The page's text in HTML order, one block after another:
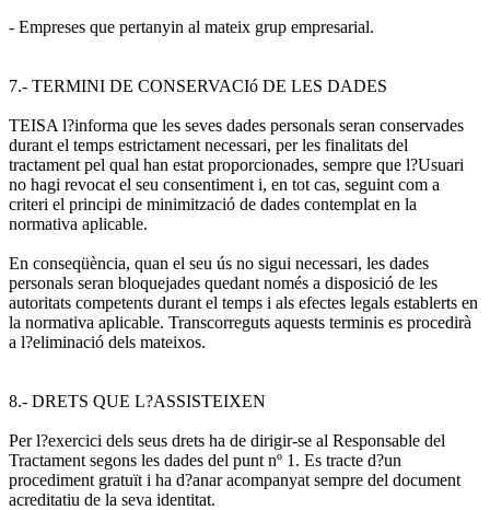
- Empreses que pertanyin al mateix grup empresarial.
7.- TERMINI DE CONSERVACIó DE LES DADES
TEISA l?informa que les seves dades personals seran conservades
durant el temps estrictament necessari, per les finalitats del
tractament pel qual han estat proporcionades, sempre que l?Usuari
no hagi revocat el seu consentiment i, en tot cas, seguint com a
criteri el principi de minimització de dades contemplat en la
normativa aplicable.
En conseqüència, quan el seu ús no sigui necessari, les dades
personals seran bloquejades quedant només a disposició de les
autoritats competents durant el temps i als efectes legals establerts en
la normativa aplicable. Transcorreguts aquests terminis es procedirà
a l?eliminació dels mateixos.
8.- DRETS QUE L?ASSISTEIXEN
Per l?exercici dels seus drets ha de dirigir-se al Responsable del
Tractament segons les dades del punt nº 1. Es tracte d?un
procediment gratuït i ha d?anar acompanyat sempre del document
acreditatiu de la seva identitat.